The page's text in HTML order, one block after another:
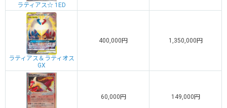
ラティアス☆ 1ED
ラティアス＆ラティオス
GX
400,000円 1,350,000円
60,000円 149,000円